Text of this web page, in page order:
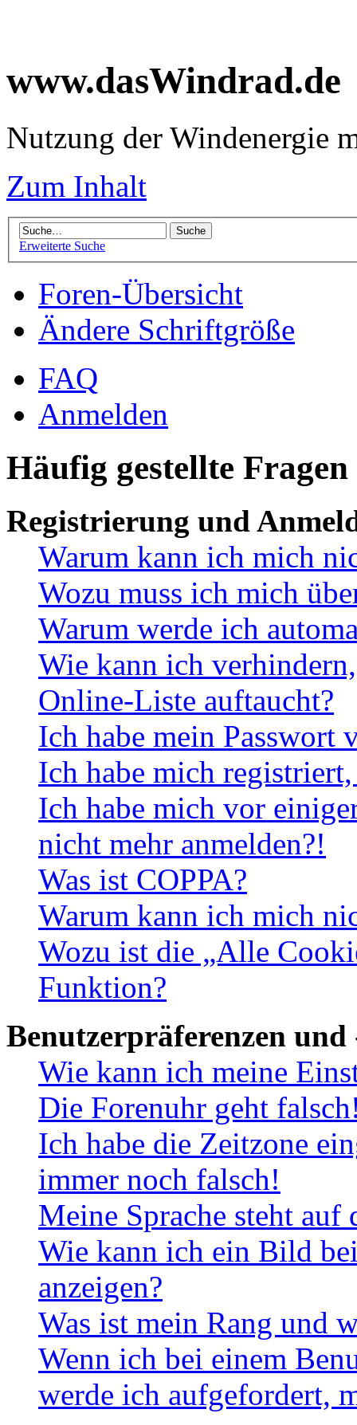
www.dasWindrad.de
Nutzung der Windenergie
Zum Inhalt
Erweiterte Suche
Foren-Übersicht
Ändere Schriftgröße
FAQ
Anmelden
Häufig gestellte Fragen
Registrierung und
Warum kann ich mich
Wozu muss ich mich
Warum werde ich
Wie kann ich
Online-Liste auftaucht?
Ich habe mein Passwort
Ich habe mich
Ich habe mich vor
nicht mehr anmelden?!
Was ist COPPA?
Warum kann ich mich
Wozu ist die „Alle
Funktion?
Benutzerpräferenzen und
Wie kann ich meine
Die Forenuhr geht
Ich habe die Zeitzone
immer noch falsch!
Meine Sprache steht
Wie kann ich ein Bild
anzeigen?
Was ist mein Rang und
Wenn ich bei einem
werde ich aufgefordert,